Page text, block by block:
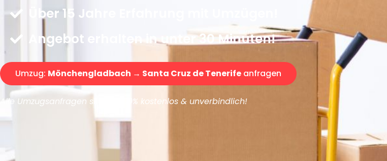
Über 15 Jahre Erfahrung mit Umzügen!
Angebot erhalten in unter 30 Minuten!
Umzug: Mönchengladbach → Santa Cruz de Tenerife anfragen
Alle Umzugsanfragen sind zu 100% kostenlos & unverbindlich!